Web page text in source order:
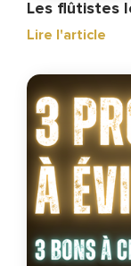
Les flûtistes
Lire l'article